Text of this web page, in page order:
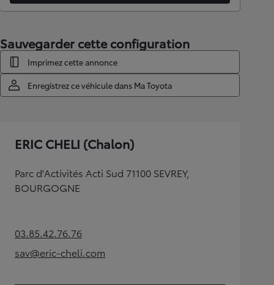
Sauvegarder cette configuration
Imprimez cette annonce
Enregistrez ce véhicule dans Ma Toyota
ERIC CHELI (Chalon)
Parc d'Activités Acti Sud 71100 SEVREY,
BOURGOGNE
03.85.42.76.76(Opens in new tab)
sav@eric-cheli.com
(Opens in new tab)